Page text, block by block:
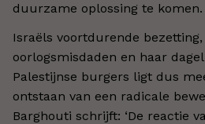
duurzame oplossing te komen.
Israëls voortdurende
oorlogsmisdaden en haar
Palestijnse burgers ligt dus
ontstaan van een radicale
Barghouti schrijft: ‘De reactie